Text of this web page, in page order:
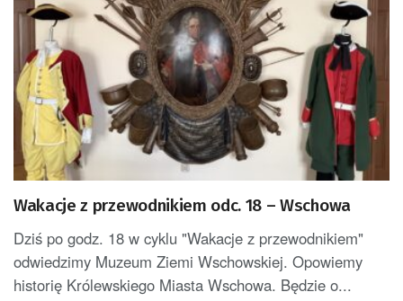
Wakacje z przewodnikiem odc. 18 – Wschowa
Dziś po godz. 18 w cyklu "Wakacje z przewodnikiem"
odwiedzimy Muzeum Ziemi Wschowskiej. Opowiemy
historię Królewskiego Miasta Wschowa. Będzie o...